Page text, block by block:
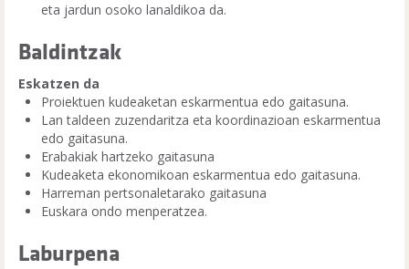
eta jardun osoko lanaldikoa da.
Baldintzak
Eskatzen da
Proiektuen kudeaketan eskarmentua edo gaitasuna.
Lan taldeen zuzendaritza eta koordinazioan eskarmentua
edo gaitasuna.
Erabakiak hartzeko gaitasuna
Kudeaketa ekonomikoan eskarmentua edo gaitasuna.
Harreman pertsonaletarako gaitasuna
Euskara ondo menperatzea.
Laburpena